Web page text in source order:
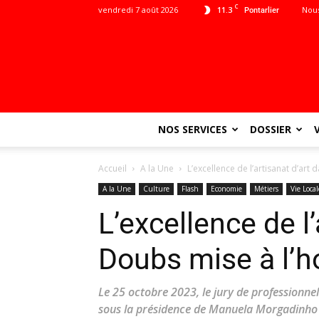
11.3 C Pontarlier
vendredi 7 août 2026
NOS SERVICES DOSSIER
Accueil A la Une L’excellence de l’artisanat d’art
A la Une Culture Flash Economie Métiers Vie
L’excellence de
Doubs mise à
Le 25 octobre 2023, le jury de
sous la présidence de Manuela